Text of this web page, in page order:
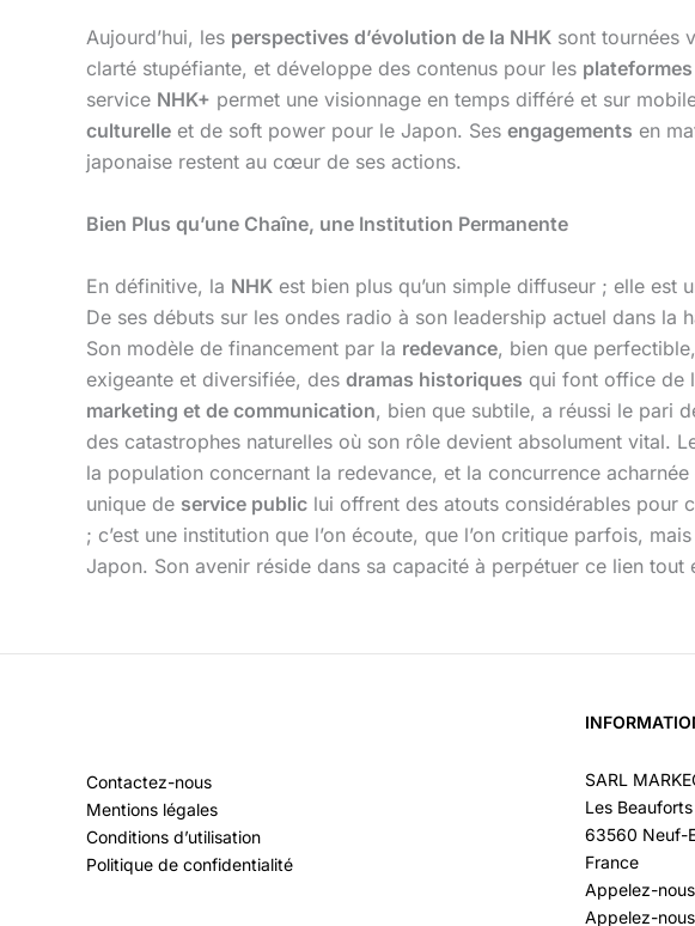
Aujourd’hui, les perspectives d’évolution de la NHK sont tournées
clarté stupéfiante, et développe des contenus pour les
service NHK+ permet une visionnage en temps différé et sur
culturelle et de soft power pour le Japon. Ses engagements en
japonaise restent au cœur de ses actions.
Bien Plus qu’une Chaîne, une Institution Permanente
En définitive, la NHK est bien plus qu’un simple diffuseur ; elle est
De ses débuts sur les ondes radio à son leadership actuel dans
Son modèle de financement par la redevance, bien que
exigeante et diversifiée, des dramas historiques qui font office de
marketing et de communication, bien que subtile, a réussi le pari
des catastrophes naturelles où son rôle devient absolument vital.
la population concernant la redevance, et la concurrence
unique de service public lui offrent des atouts considérables pour
; c’est une institution que l’on écoute, que l’on critique parfois,
Japon. Son avenir réside dans sa capacité à perpétuer ce lien tout
Contactez-nous
Mentions légales
Conditions d’utilisation
Politique de confidentialité
SARL
Les Beauforts
63560 Neuf-
France
Appelez-
Appelez-